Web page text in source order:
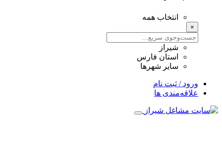
انتخاب همه
×
شیراز
استان فارس
سایر شهرها
ورود / ثبت نام
علاقه‌مندی ها